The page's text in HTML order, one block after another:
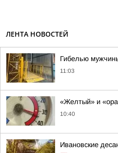
ЛЕНТА НОВОСТЕЙ
Гибелью
11:03
«Желтый» и
10:40
Ивановские